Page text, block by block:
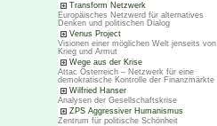
Transform Netzwerk
Europäisches Netzwerd für alternatives
Denken und politischen Dialog
Venus Project
Visionen einer möglichen Welt jenseits von
Krieg und Armut
Wege aus der Krise
Attac Österreich – Netzwerk für eine
demokratische Kontrolle der Finanzmärkte
Wilfried Hanser
Analysen der Gesellschaftskrise
ZPS Aggressiver Humanismus
Zentrum für politische Schönheit